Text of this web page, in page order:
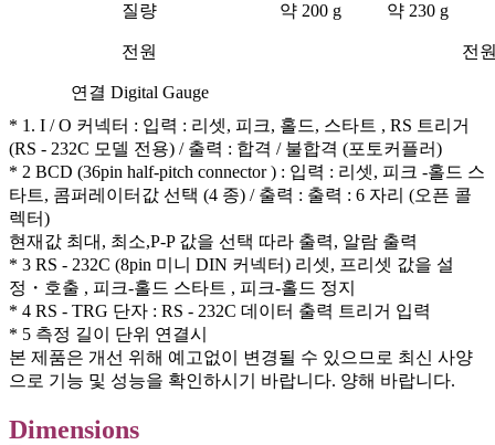
질량 약 200 g 약 230 g
전원 전
연결 Digital Gauge
* 1. I / O 커넥터 : 입력 : 리셋, 피크, 홀드, 스타트 , RS 트리거
(RS - 232C 모델 전용) / 출력 : 합격 / 불합격 (포토커플러)
* 2 BCD (36pin half-pitch connector ) : 입력 : 리셋, 피크 -홀드 스
타트, 콤퍼레이터값 선택 (4 종) / 출력 : 출력 : 6 자리 (오픈 콜
렉터)
현재값 최대, 최소,P-P 값을 선택 따라 출력, 알람 출력
* 3 RS - 232C (8pin 미니 DIN 커넥터) 리셋, 프리셋 값을 설
정・호출 , 피크-홀드 스타트 , 피크-홀드 정지
* 4 RS - TRG 단자 : RS - 232C 데이터 출력 트리거 입력
* 5 측정 길이 단위 연결시
본 제품은 개선 위해 예고없이 변경될 수 있으므로 최신 사양
으로 기능 및 성능을 확인하시기 바랍니다. 양해 바랍니다.
Dimensions